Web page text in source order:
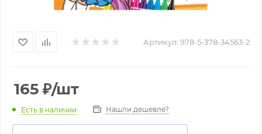
Артикул: 978-5-378-34563-2
165 ₽/шт
Есть в наличии Нашли дешевле?